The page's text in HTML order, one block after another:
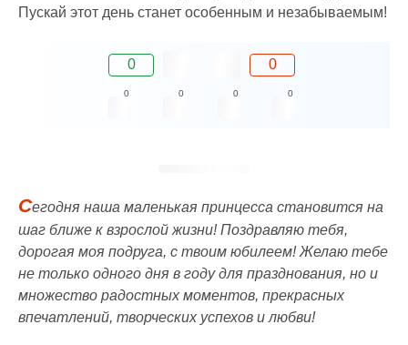
Пускай этот день станет особенным и незабываемым!
0 0
0 0 0 0
Сегодня наша маленькая принцесса становится на
шаг ближе к взрослой жизни! Поздравляю тебя,
дорогая моя подруга, с твоим юбилеем! Желаю тебе
не только одного дня в году для празднования, но и
множество радостных моментов, прекрасных
впечатлений, творческих успехов и любви!